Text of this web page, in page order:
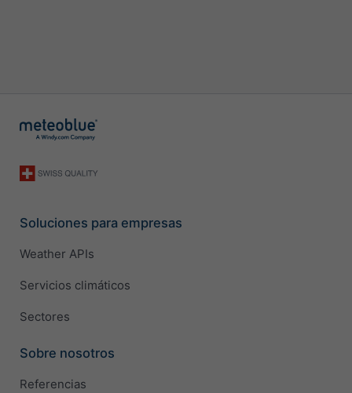
Soluciones para empresas
Weather APIs
Servicios climáticos
Sectores
Sobre nosotros
Referencias